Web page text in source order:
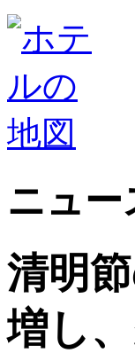
ニュー
清明
増し